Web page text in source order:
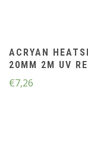
ACRYAN
20MM 2M UV
€7,26